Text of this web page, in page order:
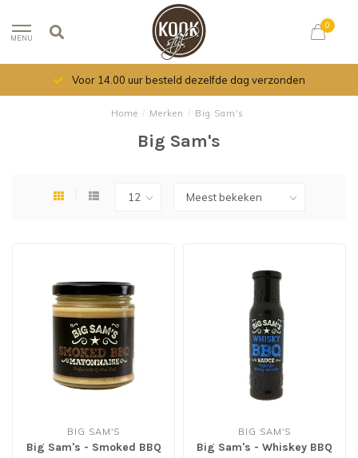
MENU
0
Voor 14.00 uur besteld dezelfde dag verzonden
Home / Merken / Big Sam's
Big Sam's
BIG SAM'S
Big Sam's - Smoked BBQ
BIG SAM'S
Big Sam's - Whiskey BBQ